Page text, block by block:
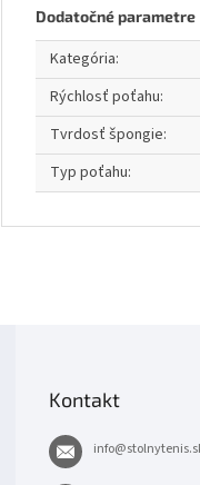
Dodatočné parametre
Kategória:
Rýchlosť poťahu:
Tvrdosť špongie:
Typ poťahu:
Kontakt
info@